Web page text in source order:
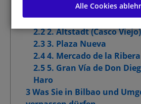
2 Sehenswürdigkeiten in
2.1 1. Guggenheim
2.2 2. Altstadt (Casco Viejo)
2.3 3. Plaza Nueva
2.4 4. Mercado de la Ribera
2.5 5. Gran Vía de Don
Haro
3 Was Sie in Bilbao und
Alle Cookies
Leistungs-Cookies
Funktionelle Cookies
Cookies für Marketingzwecke